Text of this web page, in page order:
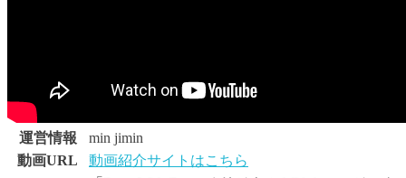
運営情報
min jimin
動画URL
動画紹介サイトはこちら